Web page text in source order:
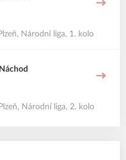
, Národní liga, 1. kolo
Náchod
, Národní liga, 2. kolo